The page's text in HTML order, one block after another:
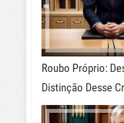
Roubo Próprio:
Distinção Desse